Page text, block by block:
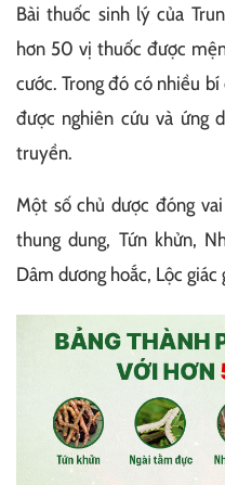
Bài thuốc sinh lý của
hơn 50 vị thuốc được
cước. Trong đó có nhiều
được nghiên cứu và ứng
truyền.
Một số chủ dược đóng
thung dung, Tứn khửn,
Dâm dương hoắc, Lộc